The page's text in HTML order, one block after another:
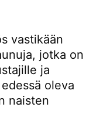
vastikään
jotka on
ja
oleva
naisten